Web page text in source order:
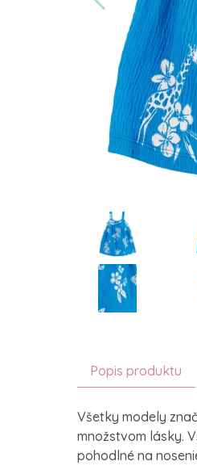
Popis produktu
Všetky modely
množstvom lásky.
pohodlné na